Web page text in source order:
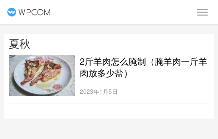
夏秋
2斤羊肉怎么腌制（腌羊肉一斤羊
肉放多少盐）
2023年1月5日